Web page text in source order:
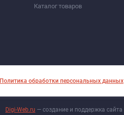
Каталог товаров
Digi-Web.ru — создание и поддержка сайта
Политика обработки персональных данных